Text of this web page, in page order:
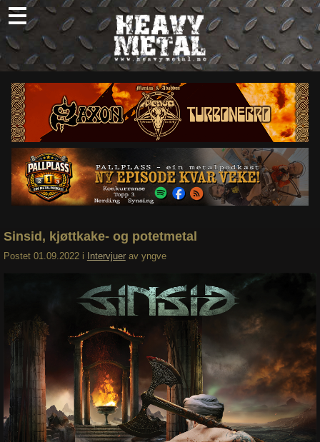
Skip
to
content
Nyheter
Omtaler
Intervjuer
Om oss
Abonner
Søk
Sinsid, kjøttkake- og potetmetal
Postet 01.09.2022 i Intervjuer av yngve